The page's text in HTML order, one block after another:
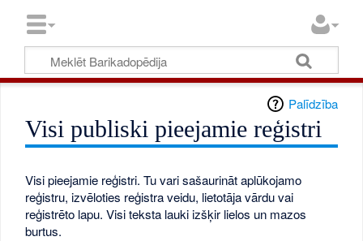
Palīdzība
Visi publiski pieejamie reģistri
Visi pieejamie reģistri. Tu vari sašaurināt aplūkojamo
reģistru, izvēloties reģistra veidu, lietotāja vārdu vai
reģistrēto lapu. Visi teksta lauki izšķir lielos un mazos
burtus.